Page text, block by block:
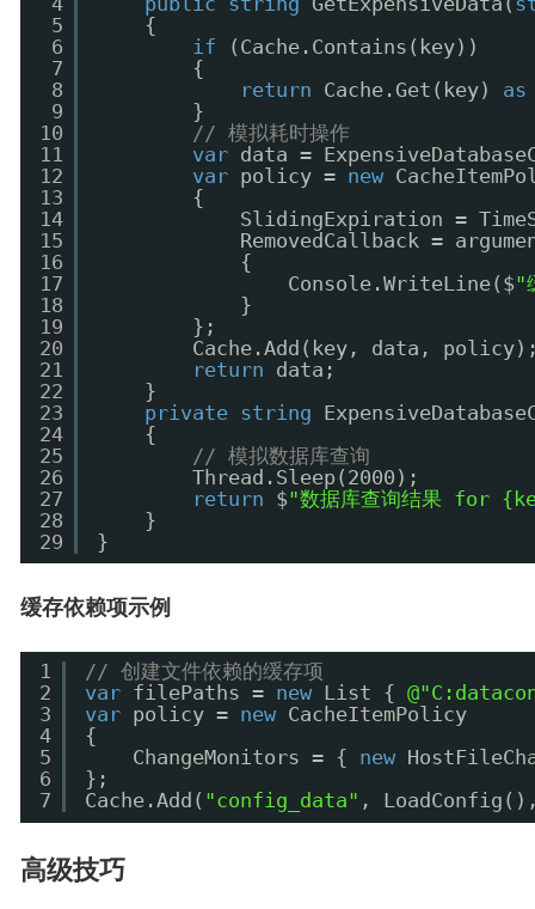
5
6
7
8
9
10
11
12
13
14
15
16
17
18
19
20
21
22
23
24
25
26
27
28
29
{
if
(Cache.Contains(key))
{
return
Cache.Get(key) as
}
// 模拟耗时操作
var data =
var policy = new
{
SlidingExpiration =
RemovedCallback =
{
Console.WriteLine($"
}
};
Cache.Add(key, data,
return
data;
}
private string
{
// 模拟数据库查询
Thread.Sleep(2000);
return
$"数据库查询结果 for
}
}
缓存依赖项示例
1
2
3
4
5
6
7
// 创建文件依赖的缓存项
var filePaths = new List {
var policy = new CacheItemPolicy
{
ChangeMonitors = { new
};
Cache.Add( "config_data" ,
高级技巧